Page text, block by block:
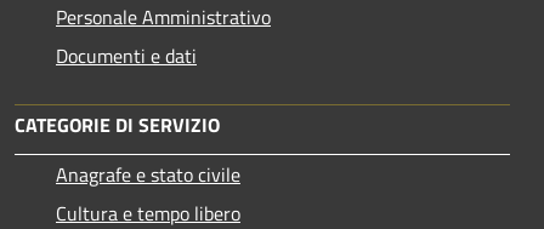
Personale Amministrativo
Documenti e dati
CATEGORIE DI SERVIZIO
Anagrafe e stato civile
Cultura e tempo libero